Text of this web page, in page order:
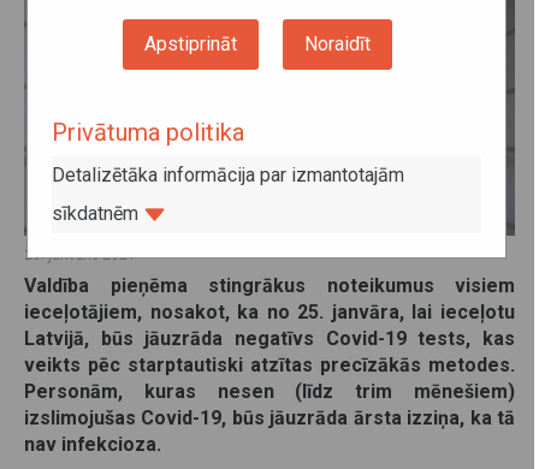
20. janvāris 2021
Valdība pieņēma stingrākus noteikumus visiem
ieceļotājiem, nosakot, ka no 25. janvāra, lai ieceļotu
Latvijā, būs jāuzrāda negatīvs Covid-19 tests, kas
veikts pēc starptautiski atzītas precīzākās metodes.
Personām, kuras nesen (līdz trim mēnešiem)
izslimojušas Covid-19, būs jāuzrāda ārsta izziņa, ka tā
nav infekcioza.
Apstiprināt Noraidīt
Privātuma politika
Detalizētāka informācija par izmantotajām
sīkdatnēm